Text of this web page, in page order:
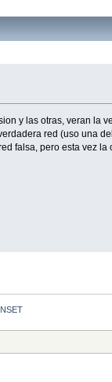
y las otras, veran la
red (uso una
falsa, pero esta vez